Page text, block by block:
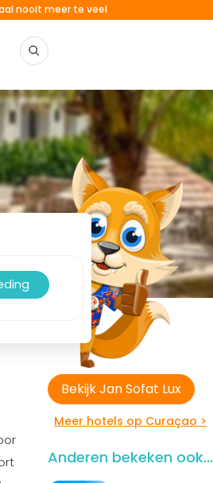
nooit meer te veel
Bekijk Jan Sofat Lux
Meer hotels op Curaçao >
Anderen bekeken ook...